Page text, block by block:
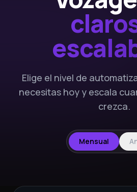
Elige el nivel de
necesitas hoy y escala
crezca.
Mensual